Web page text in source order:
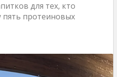
для тех, кто
пять протеиновых